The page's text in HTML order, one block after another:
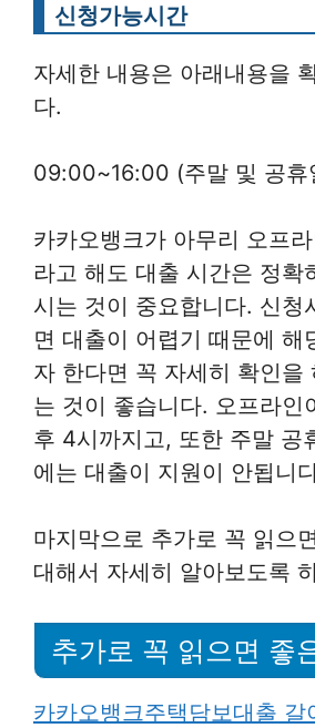
신청가능시간
자세한 내용은 아래내용을
다.
09:00~16:00 (주말 및 공휴
카카오뱅크가 아무리 오프
라고 해도 대출 시간은 정확
시는 것이 중요합니다. 신청
면 대출이 어렵기 때문에 해
자 한다면 꼭 자세히 확인을
는 것이 좋습니다. 오프라인
후 4시까지고, 또한 주말 공
에는 대출이 지원이 안됩니
마지막으로 추가로 꼭 읽으
대해서 자세히 알아보도록
추가로 꼭 읽으면 좋
카카오뱅크주택담보대출 갈